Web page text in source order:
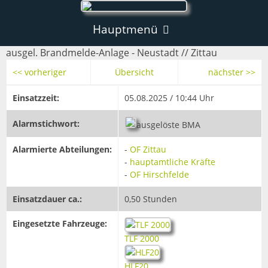
Hauptmenü
Aktuelles
Einsätze
News
Informationen
Notruf
Lagerfeuer
Ein Tag bei den hauptamtlichen Kräften
Ortsfeuerwehren
Ortsfeuerwehr Zittau
Allgemeines
Fahrzeuge
LF 10
Ortsfeuerwehr Eichgraben
Allgemeines
Fahrzeuge
Ortsfeuerwehr Pethau
Allgemeines
Hauptamtliche Kräfte
Sonstiges
Chronik
Links
ausgel. Brandmelde-Anlage - Neustadt // Zittau
<< vorheriger Übersicht nächster >>
Einsatzzeit: 05.08.2025 / 10:44 Uhr
Alarmstichwort: ausgelöste BMA
Alarmierte Abteilungen: - OF Zittau
- hauptamtliche Kräfte
- OF Hirschfelde
Einsatzdauer ca.: 0,50 Stunden
Eingesetzte Fahrzeuge:
TLF 2000